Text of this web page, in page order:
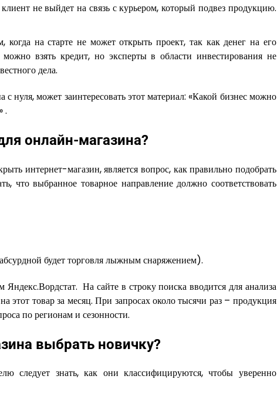
не выйдет на связь с курьером, который подвез продукцию.
на старте не может открыть проект, так как денег на его
взять кредит, но эксперты в области инвестирования не
дела.
нуля, может заинтересовать этот материал: «Какой бизнес можно
.
онлайн-магазина?
интернет-магазин, является вопрос, как правильно подобрать
что выбранное товарное направление должно соответствовать
будет торговля лыжным снаряжением).
На сайте в строку поиска вводится для анализа
этот товар за месяц. При запросах около тысячи раз – продукция
по регионам и сезонности.
выбрать новичку?
следует знать, как они классифицируются, чтобы уверенно